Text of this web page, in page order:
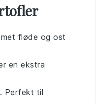
fløde og ost
en ekstra
Perfekt til